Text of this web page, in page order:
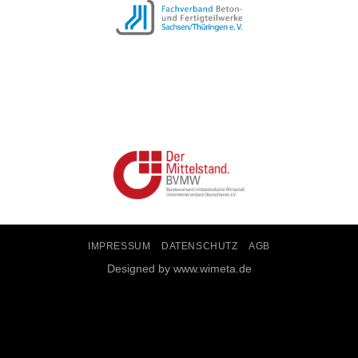
IMPRESSUM DATENSCHUTZ AGB
Designed by www.wimeta.de